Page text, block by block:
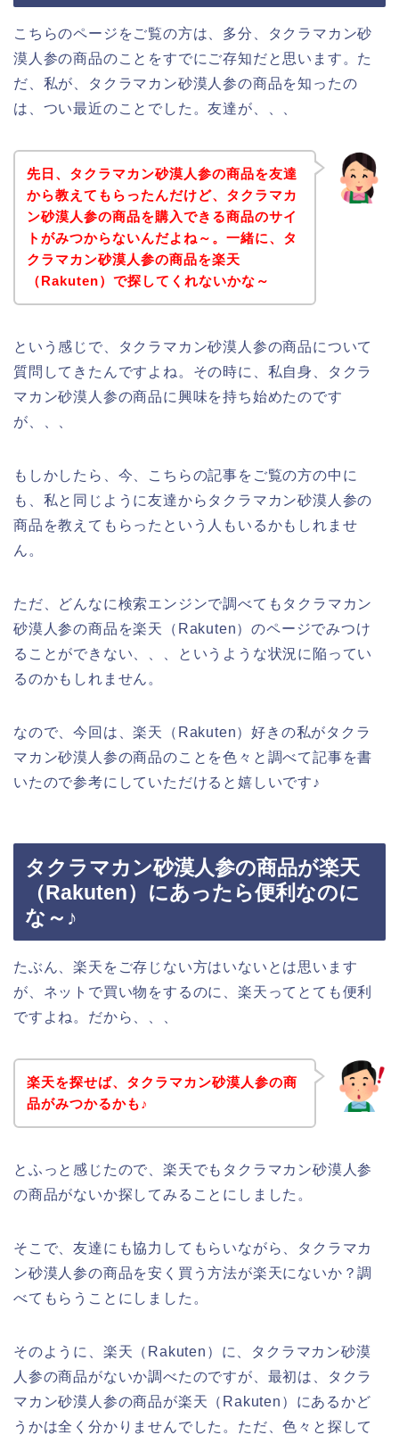
こちらのページをご覧の方は、多分、タクラマカン砂
漠人参の商品のことをすでにご存知だと思います。た
だ、私が、タクラマカン砂漠人参の商品を知ったの
は、つい最近のことでした。友達が、、、
先日、タクラマカン砂漠人参の商品を友達
から教えてもらったんだけど、タクラマカ
ン砂漠人参の商品を購入できる商品のサイ
トがみつからないんだよね～。一緒に、タ
クラマカン砂漠人参の商品を楽天
（Rakuten）で探してくれないかな～
という感じで、タクラマカン砂漠人参の商品について
質問してきたんですよね。その時に、私自身、タクラ
マカン砂漠人参の商品に興味を持ち始めたのです
が、、、
もしかしたら、今、こちらの記事をご覧の方の中に
も、私と同じように友達からタクラマカン砂漠人参の
商品を教えてもらったという人もいるかもしれませ
ん。
ただ、どんなに検索エンジンで調べてもタクラマカン
砂漠人参の商品を楽天（Rakuten）のページでみつけ
ることができない、、、というような状況に陥ってい
るのかもしれません。
なので、今回は、楽天（Rakuten）好きの私がタクラ
マカン砂漠人参の商品のことを色々と調べて記事を書
いたので参考にしていただけると嬉しいです♪
タクラマカン砂漠人参の商品が楽天
（Rakuten）にあったら便利なのに
な～♪
たぶん、楽天をご存じない方はいないとは思います
が、ネットで買い物をするのに、楽天ってとても便利
ですよね。だから、、、
楽天を探せば、タクラマカン砂漠人参の商
品がみつかるかも♪
とふっと感じたので、楽天でもタクラマカン砂漠人参
の商品がないか探してみることにしました。
そこで、友達にも協力してもらいながら、タクラマカ
ン砂漠人参の商品を安く買う方法が楽天にないか？調
べてもらうことにしました。
そのように、楽天（Rakuten）に、タクラマカン砂漠
人参の商品がないか調べたのですが、最初は、タクラ
マカン砂漠人参の商品が楽天（Rakuten）にあるかど
うかは全く分かりませんでした。ただ、色々と探して